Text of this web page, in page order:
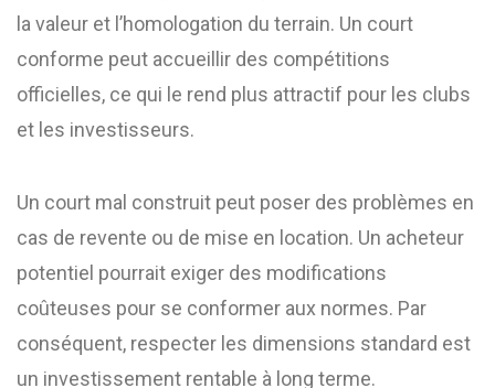
la valeur et l’homologation du terrain. Un court
conforme peut accueillir des compétitions
officielles, ce qui le rend plus attractif pour les clubs
et les investisseurs.
Un court mal construit peut poser des problèmes en
cas de revente ou de mise en location. Un acheteur
potentiel pourrait exiger des modifications
coûteuses pour se conformer aux normes. Par
conséquent, respecter les dimensions standard est
un investissement rentable à long terme.